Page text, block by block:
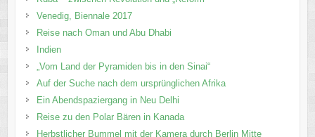
Venedig, Biennale 2017
Reise nach Oman und Abu Dhabi
Indien
„Vom Land der Pyramiden bis in den Sinai“
Auf der Suche nach dem ursprünglichen Afrika
Ein Abendspaziergang in Neu Delhi
Reise zu den Polar Bären in Kanada
Herbstlicher Bummel mit der Kamera durch Berlin Mitte